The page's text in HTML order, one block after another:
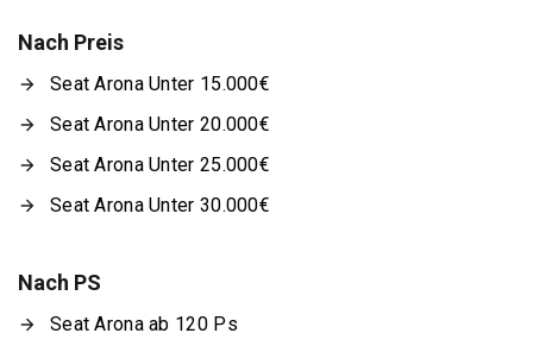
Nach Preis
Seat Arona Unter 15.000€
Seat Arona Unter 20.000€
Seat Arona Unter 25.000€
Seat Arona Unter 30.000€
Nach PS
Seat Arona ab 120 Ps